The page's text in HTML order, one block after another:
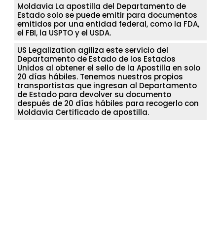
Moldavia La apostilla del Departamento de
Estado solo se puede emitir para documentos
emitidos por una entidad federal, como la FDA,
el FBI, la USPTO y el USDA.
US Legalization agiliza este servicio del
Departamento de Estado de los Estados
Unidos al obtener el sello de la Apostilla en solo
20 días hábiles. Tenemos nuestros propios
transportistas que ingresan al Departamento
de Estado para devolver su documento
después de 20 días hábiles para recogerlo con
Moldavia Certificado de apostilla.